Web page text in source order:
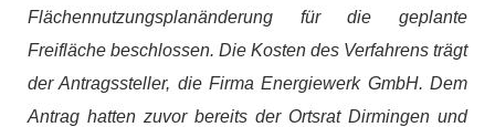
Flächennutzungsplanänderung für die geplante
Freifläche beschlossen. Die Kosten des Verfahrens trägt
der Antragssteller, die Firma Energiewerk GmbH. Dem
Antrag hatten zuvor bereits der Ortsrat Dirmingen und